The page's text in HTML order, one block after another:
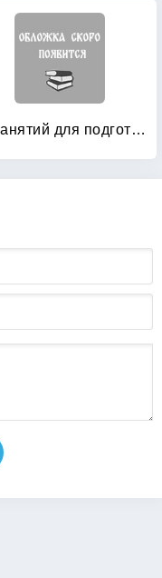
30 занятий для подготовки к школе: Рабочая тетрадь. 4 лет. Часть 1